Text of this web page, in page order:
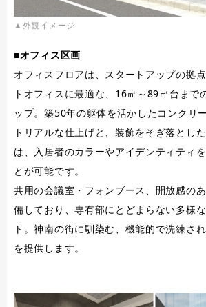
▲外観イメージ
■オフィス区画
オフィスフロアは、スタートアップの拠
トオフィスに最適な、16㎡～89㎡台まで
ップ。築50年の躯体を活かしたコンクリ
トリアルな仕上げと、装飾をそぎ落とし
は、入居者のカラーやアイデンティティ
とが可能です。
共用の会議室・フォンブース、開放感の
備しており、専有部にとどまらない多様
ト。神南の街に馴染む、機能的で洗練さ
を提供します。